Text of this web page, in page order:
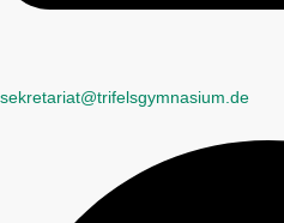
sekretariat@trifelsgymnasium.de